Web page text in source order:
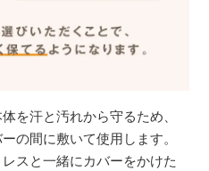
を汗と汚れから守るため、
の間に敷いて使用します。
スと一緒にカバーをかけた